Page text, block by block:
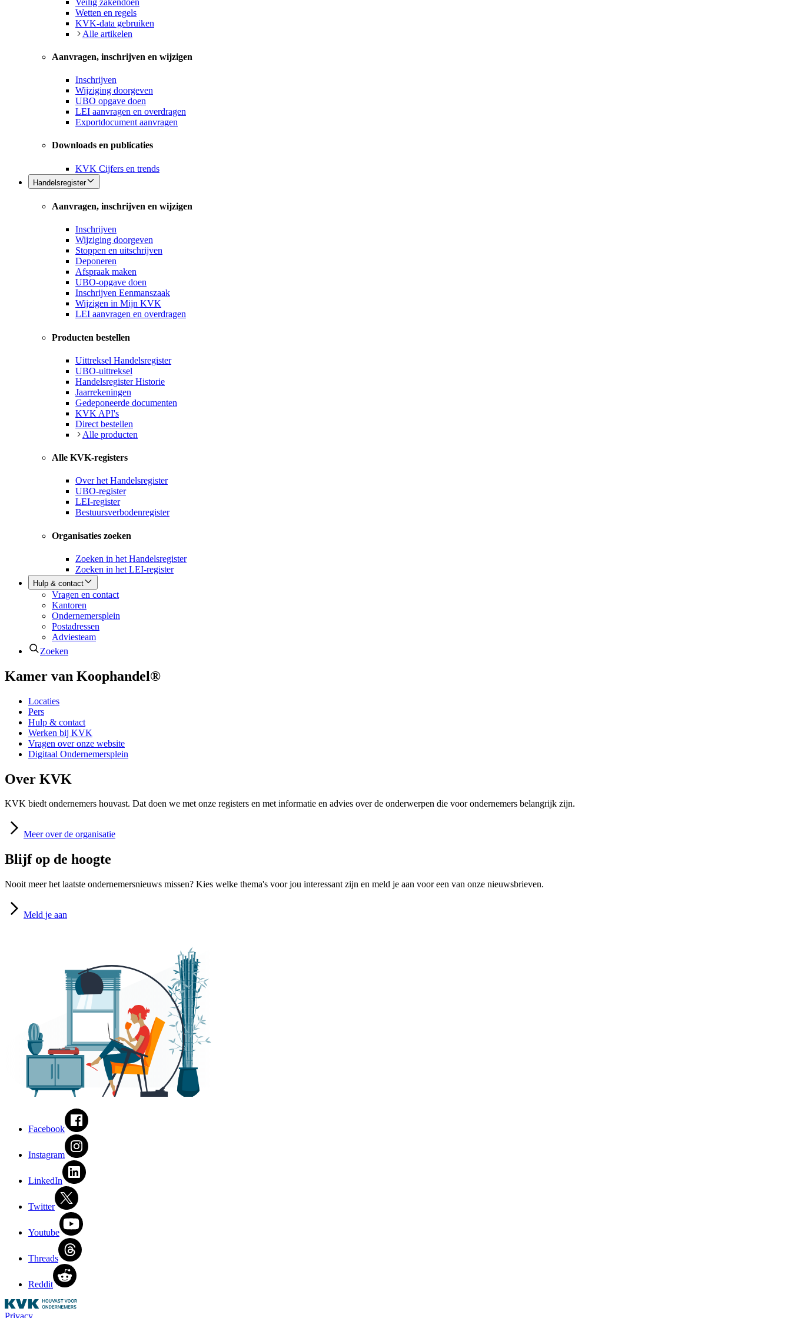
Wetten en regels
KVK-data gebruiken
Alle artikelen
Aanvragen, inschrijven en wijzigen
Inschrijven
Wijziging doorgeven
UBO opgave doen
LEI aanvragen en overdragen
Exportdocument aanvragen
Downloads en publicaties
KVK Cijfers en trends
Handelsregister
Aanvragen, inschrijven en wijzigen
Inschrijven
Wijziging doorgeven
Stoppen en uitschrijven
Deponeren
Afspraak maken
UBO-opgave doen
Inschrijven Eenmanszaak
Wijzigen in Mijn KVK
LEI aanvragen en overdragen
Producten bestellen
Uittreksel Handelsregister
UBO-uittreksel
Handelsregister Historie
Jaarrekeningen
Gedeponeerde documenten
KVK API's
Direct bestellen
Alle producten
Alle KVK-registers
Over het Handelsregister
UBO-register
LEI-register
Bestuursverbodenregister
Organisaties zoeken
Zoeken in het Handelsregister
Zoeken in het LEI-register
Hulp & contact
Vragen en contact
Kantoren
Ondernemersplein
Postadressen
Adviesteam
Zoeken
Kamer van Koophandel®
Locaties
Pers
Hulp & contact
Werken bij KVK
Vragen over onze website
Digitaal Ondernemersplein
Over KVK
KVK biedt ondernemers houvast. Dat doen we met onze registers en met informatie en advies over de onderwerpen die voor ondernemers belangrijk zijn.
Meer over de organisatie
Blijf op de hoogte
Nooit meer het laatste ondernemersnieuws missen? Kies welke thema's voor jou interessant zijn en meld je aan voor een van onze nieuwsbrieven.
Meld je aan
Facebook
Instagram
LinkedIn
Twitter
Youtube
Threads
Reddit